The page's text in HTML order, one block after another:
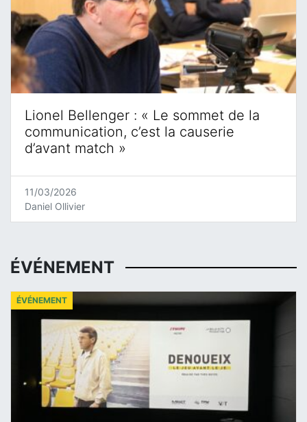
Lionel Bellenger : « Le sommet de la
communication, c’est la causerie
d’avant match »
11/03/2026
Daniel Ollivier
ÉVÉNEMENT
ÉVÉNEMENT